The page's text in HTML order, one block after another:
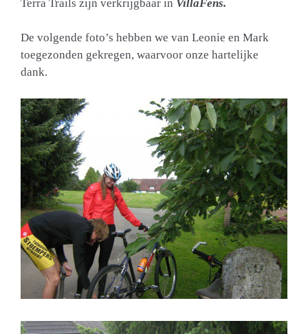
Terra Trails zijn verkrijgbaar in VillaFens.
De volgende foto’s hebben we van Leonie en Mark
toegezonden gekregen, waarvoor onze hartelijke
dank.